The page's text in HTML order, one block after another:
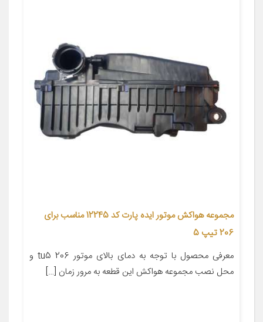
مجموعه هواکش موتور ایده پارت کد 12245 مناسب برای
206 تیپ 5
معرفی محصول با توجه به دمای بالای موتور 206 tu5 و
محل نصب مجموعه هواکش این قطعه به مرور زمان […]